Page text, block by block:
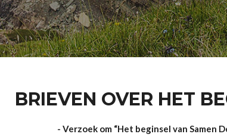
BRIEVEN OVER HET
- Verzoek om “Het beginsel van Samen